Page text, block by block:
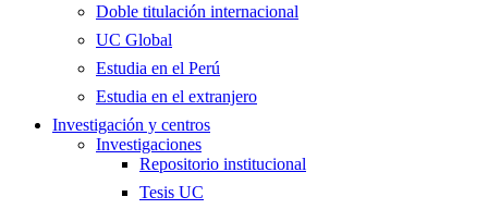
Doble titulación internacional
UC Global
Estudia en el Perú
Estudia en el extranjero
Investigación y centros
Investigaciones
Repositorio institucional
Tesis UC